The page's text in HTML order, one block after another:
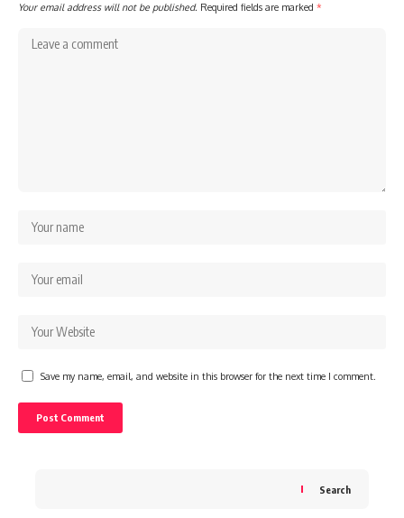
Your email address will not be published. Required fields are marked *
Save my name, email, and website in this browser for the next time I comment.
Search